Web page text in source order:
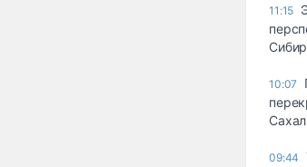
11:15
10:07
09:44